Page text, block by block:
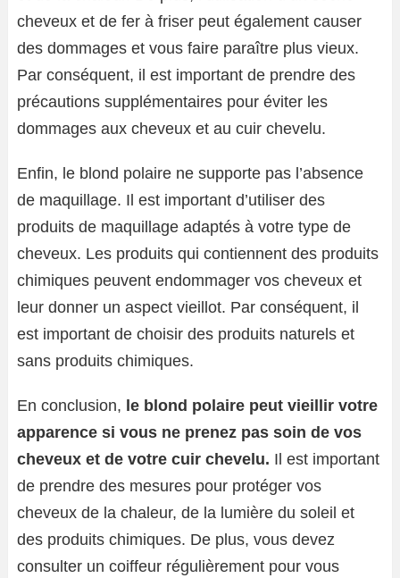
cheveux et de fer à friser peut également causer
des dommages et vous faire paraître plus vieux.
Par conséquent, il est important de prendre des
précautions supplémentaires pour éviter les
dommages aux cheveux et au cuir chevelu.
Enfin, le blond polaire ne supporte pas l’absence
de maquillage. Il est important d’utiliser des
produits de maquillage adaptés à votre type de
cheveux. Les produits qui contiennent des produits
chimiques peuvent endommager vos cheveux et
leur donner un aspect vieillot. Par conséquent, il
est important de choisir des produits naturels et
sans produits chimiques.
En conclusion, le blond polaire peut vieillir votre
apparence si vous ne prenez pas soin de vos
cheveux et de votre cuir chevelu. Il est important
de prendre des mesures pour protéger vos
cheveux de la chaleur, de la lumière du soleil et
des produits chimiques. De plus, vous devez
consulter un coiffeur régulièrement pour vous